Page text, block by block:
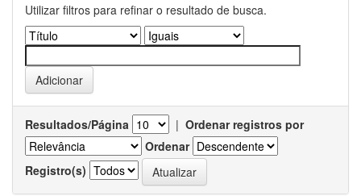
Utilizar filtros para refinar o resultado de busca.
Resultados/Página | Ordenar registros por
Ordenar
Registro(s)